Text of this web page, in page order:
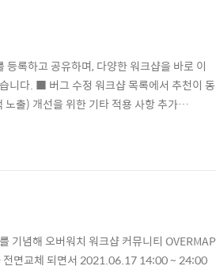
록하고 공유하며, 다양한 워크샵을 바로 이
다. ■ 버그 수정 워크샵 목록에서 추천이 동
출) 개선을 위한 기타 적용 사항 추가
알림 목록을 비정상적인 동작으로 인해 불
기념해 오버워치 워크샵 커뮤니티 OVERMAP
전면교체 되면서 2021.06.17 14:00 ~ 24:00